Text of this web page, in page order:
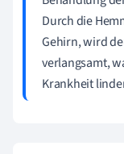
Durch die
Gehirn, wird
verlangsamt,
Krankheit